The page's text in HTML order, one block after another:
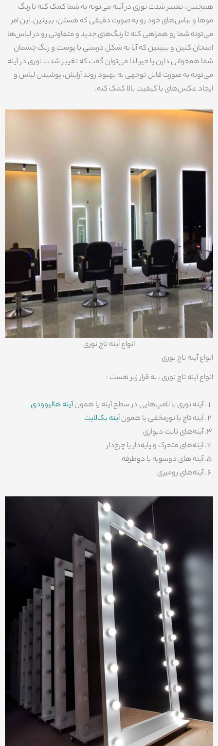
همچنین، تغییر شدت نوری در آینه می‌تونه به شما کمک کنه تا رنگ
موها و لباس‌های خود رو به صورت دقیقی که هستن، ببینین. این امر
می‌تونه شما رو همراهی کنه تا رنگ‌های جدید و متفاوتی رو در لباس‌ها
امتحان کنین و ببینین که آیا به شکل درستی با پوست و رنگ چشمان
شما همخوانی دارن یا خیر.لذا می‌توان گفت که تغییر شدت نوری در آینه
می‌تونه به صورت قابل توجهی به بهبود روند آرایش، پوشیدن لباس و
ایجاد عکس‌های با کیفیت بالا کمک کنه.
انواع آینه تاچ نوری
انواع آینه تاچ نوری
انواع آینه تاچ نوری ، به قرار زیر هست :
آینه نوری با لامپ‌هایی در سطح آینه یا همونآینه هالیوودی
آینه تاچ با نورمخفی یا همونآینه بک‌لایت
آینه‌های ثابت دیواری
آینه‌های متحرک و پایه‌دار یا چرخ‌دار
آینه های دوسویه یا دوطرفه
آینه‌های رومیزی